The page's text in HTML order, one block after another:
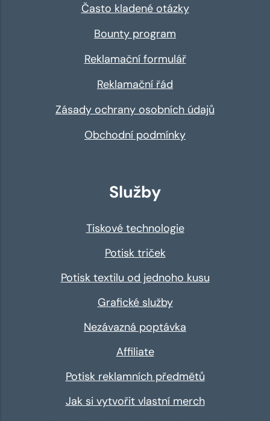
Často kladené otázky
Bounty program
Reklamační formulář
Reklamační řád
Zásady ochrany osobních údajů
Obchodní podmínky
Služby
Tiskové technologie
Potisk triček
Potisk textilu od jednoho kusu
Grafické služby
Nezávazná poptávka
Affiliate
Potisk reklamních předmětů
Jak si vytvořit vlastní merch